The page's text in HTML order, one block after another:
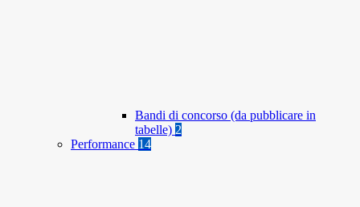
Bandi di concorso (da pubblicare in
tabelle) 2
Performance 14